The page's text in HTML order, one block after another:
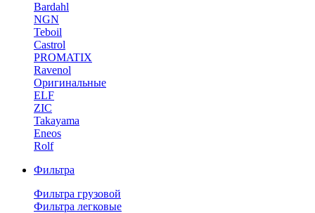
Bardahl
NGN
Teboil
Castrol
PROMATIX
Ravenol
Оригинальные
ELF
ZIC
Takayama
Eneos
Rolf
Фильтра
Фильтра грузовой
Фильтра легковые